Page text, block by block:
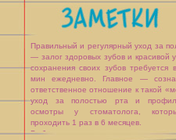
Правильный и регулярный уход за
— залог здоровых зубов и красивой
сохранения своих зубов требуется
мин ежедневно. Главное —
ответственное отношение к такой
уход за полостью рта и
осмотры у стоматолога,
проходить 1 раз в 6 месяцев.
Выбор средств ухода за полостью рта